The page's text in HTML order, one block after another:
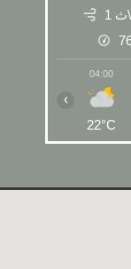
04:00
22°C
‹